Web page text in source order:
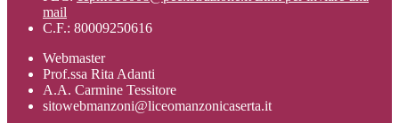
mail
C.F.: 80009250616
Webmaster
Prof.ssa Rita Adanti
A.A. Carmine Tessitore
sitowebmanzoni@liceomanzonicaserta.it